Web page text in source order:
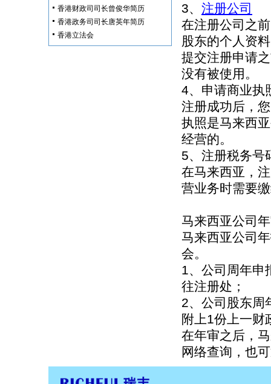
香港财政司司长曾俊华简历
香港政务司司长唐英年简历
香港立法会
3、 注册公司
在注册公司之
股东的个人资
提交注册申请
没有被使用。
4、申请商业执
注册成功后，
执照是马来西
经营的。
5、注册税务号
在马来西亚，
营业务时需要
马来西亚公司
马来西亚公司
会。
1、公司周年申
往注册处；
2、公司股东周
附上1份上一财
在年审之后，
网络查询，也